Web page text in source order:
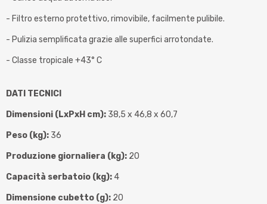
- Filtro esterno protettivo, rimovibile, facilmente pulibile.
- Pulizia semplificata grazie alle superfici arrotondate.
- Classe tropicale +43° C
DATI TECNICI
Dimensioni (LxPxH cm): 38,5 x 46,8 x 60,7
Peso (kg): 36
Produzione giornaliera (kg): 20
Capacità serbatoio (kg): 4
Dimensione cubetto (g): 20